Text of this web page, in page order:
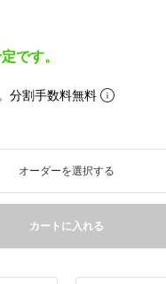
です。
分割手数料無料
オーダーを選択する
カートに入れる